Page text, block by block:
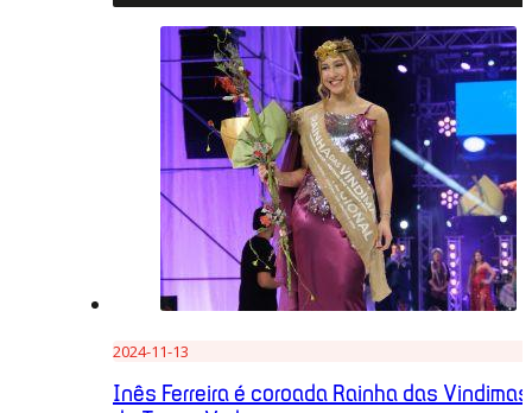
2024-11-13
Inês Ferreira é coroada Rainha das Vindimas